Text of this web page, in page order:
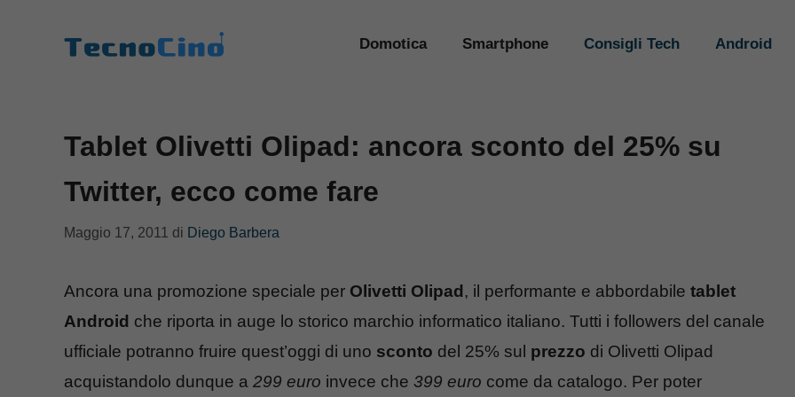
Domotica Smartphone Consigli Tech Android
Tablet Olivetti Olipad: ancora sconto del 25% su
Twitter, ecco come fare
Maggio 17, 2011 di Diego Barbera
Ancora una promozione speciale per Olivetti Olipad , il performante e abbordabile tablet
Android che riporta in auge lo storico marchio informatico italiano. Tutti i followers del canale
ufficiale potranno fruire quest’oggi di uno sconto del 25% sul prezzo di Olivetti Olipad
acquistandolo dunque a 299 euro invece che 399 euro come da catalogo. Per poter